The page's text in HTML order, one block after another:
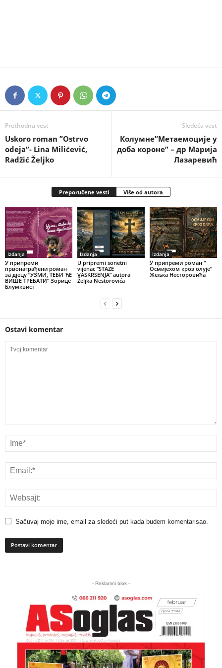
Prethodna vest
Uskoro roman ”Ostrvo
odeja”- Lina Milićević,
Radžić Željko
Sledeća vest
Колумне”Метаемоције у
доба короне” – др Марија
Лазаревић
Preporučene vesti Više od autora
Izdanja
У припреми
првонаграђени роман
за дјецу ”УЗМИ, ТЕБИ ЋЕ
ВИШЕ ТРЕБАТИ” Зорице
Блумквист
Izdanja
U pripremi sonetni
vijenac ”STAZE
VASKRSENJA” autora
Željka Nestorovića
Izdanja
У припреми роман ”
Осмијехом кроз олује”
Жељка Несторовића
Ostavi komentar
Sačuvaj moje ime, email za sledeći put kada budem komentarisao.
- Reklamni blok -